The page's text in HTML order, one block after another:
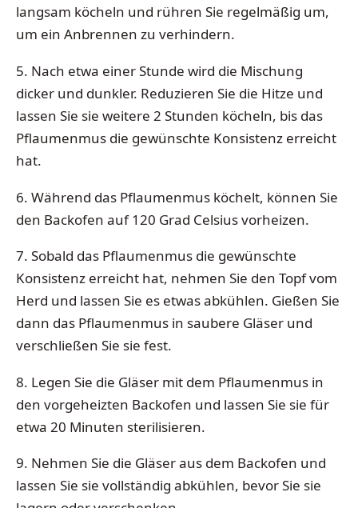
langsam köcheln und rühren Sie regelmäßig um,
um ein Anbrennen zu verhindern.
5. Nach etwa einer Stunde wird die Mischung
dicker und dunkler. Reduzieren Sie die Hitze und
lassen Sie sie weitere 2 Stunden köcheln, bis das
Pflaumenmus die gewünschte Konsistenz erreicht
hat.
6. Während das Pflaumenmus köchelt, können Sie
den Backofen auf 120 Grad Celsius vorheizen.
7. Sobald das Pflaumenmus die gewünschte
Konsistenz erreicht hat, nehmen Sie den Topf vom
Herd und lassen Sie es etwas abkühlen. Gießen Sie
dann das Pflaumenmus in saubere Gläser und
verschließen Sie sie fest.
8. Legen Sie die Gläser mit dem Pflaumenmus in
den vorgeheizten Backofen und lassen Sie sie für
etwa 20 Minuten sterilisieren.
9. Nehmen Sie die Gläser aus dem Backofen und
lassen Sie sie vollständig abkühlen, bevor Sie sie